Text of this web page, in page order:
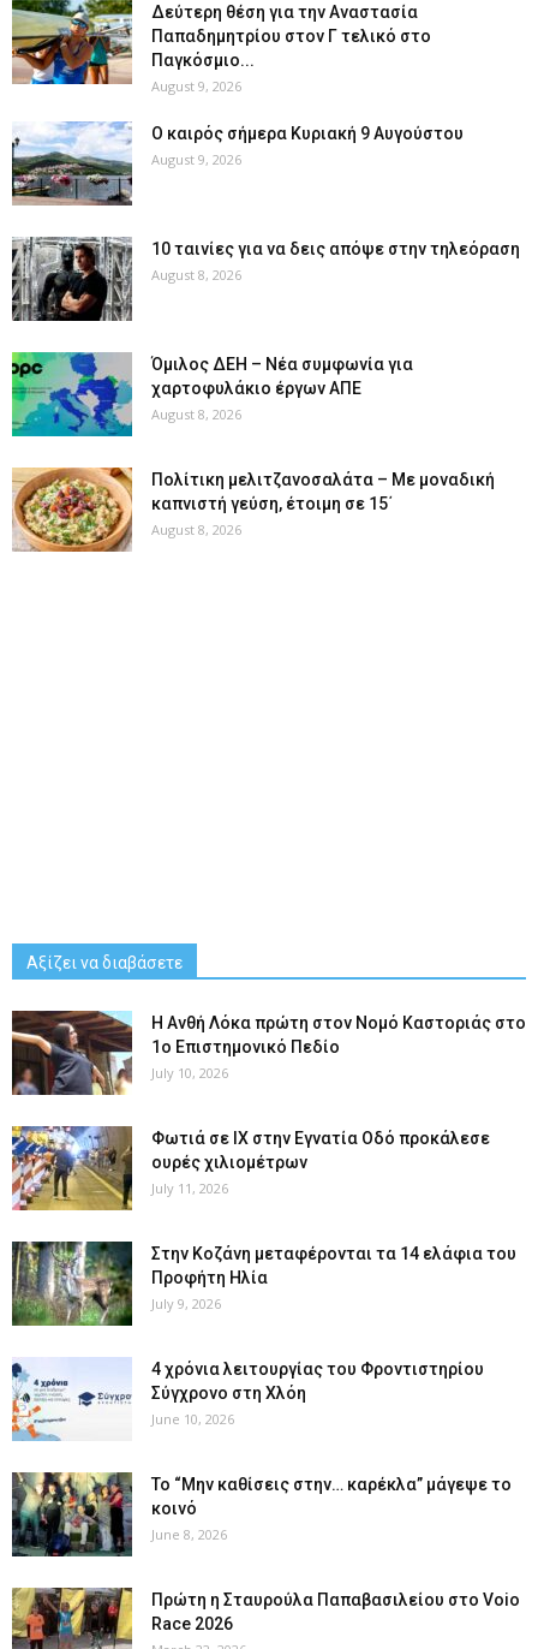
Δεύτερη θέση για την Αναστασία
Παπαδημητρίου στον Γ τελικό στο
Παγκόσμιο...
August 9, 2026
Ο καιρός σήμερα Κυριακή 9 Αυγούστου
August 9, 2026
10 ταινίες για να δεις απόψε στην τηλεόραση
August 8, 2026
Όμιλος ΔΕΗ – Νέα συμφωνία για
χαρτοφυλάκιο έργων ΑΠΕ
August 8, 2026
Πολίτικη μελιτζανοσαλάτα – Με μοναδική
καπνιστή γεύση, έτοιμη σε 15΄
August 8, 2026
Αξίζει να διαβάσετε
Η Ανθή Λόκα πρώτη στον Νομό Καστοριάς στο
1ο Επιστημονικό Πεδίο
July 10, 2026
Φωτιά σε ΙΧ στην Εγνατία Οδό προκάλεσε
ουρές χιλιομέτρων
July 11, 2026
Στην Κοζάνη μεταφέρονται τα 14 ελάφια του
Προφήτη Ηλία
July 9, 2026
4 χρόνια λειτουργίας του Φροντιστηρίου
Σύγχρονο στη Χλόη
June 10, 2026
Το “Μην καθίσεις στην… καρέκλα” μάγεψε το
κοινό
June 8, 2026
Πρώτη η Σταυρούλα Παπαβασιλείου στο Voio
Race 2026